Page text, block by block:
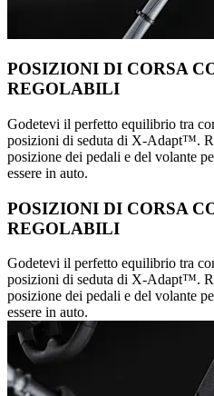
POSIZIONI DI CORSA
REGOLABILI
Godetevi il perfetto equilibrio tra
posizioni di seduta di X-Adapt™.
posizione dei pedali e del volante
essere in auto.
POSIZIONI DI CORSA
REGOLABILI
Godetevi il perfetto equilibrio tra
posizioni di seduta di X-Adapt™.
posizione dei pedali e del volante
essere in auto.